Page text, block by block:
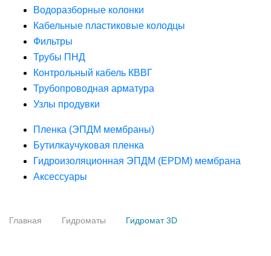
Водоразборные колонки
Кабельные пластиковые колодцы
Фильтры
Трубы ПНД
Контрольный кабель КВВГ
Трубопроводная арматура
Узлы продувки
Пленка (ЭПДМ мембраны)
Бутилкаучуковая пленка
Гидроизоляционная ЭПДМ (EPDM) мембрана
Аксессуары
Главная Гидроматы Гидромат 3D